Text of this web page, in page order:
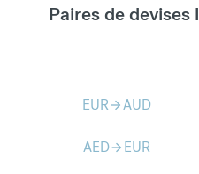
Paires de
EURarrow_forwardAUD
AEDarrow_forward EUR